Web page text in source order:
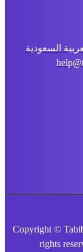
السعودية
Copyright ©
rights